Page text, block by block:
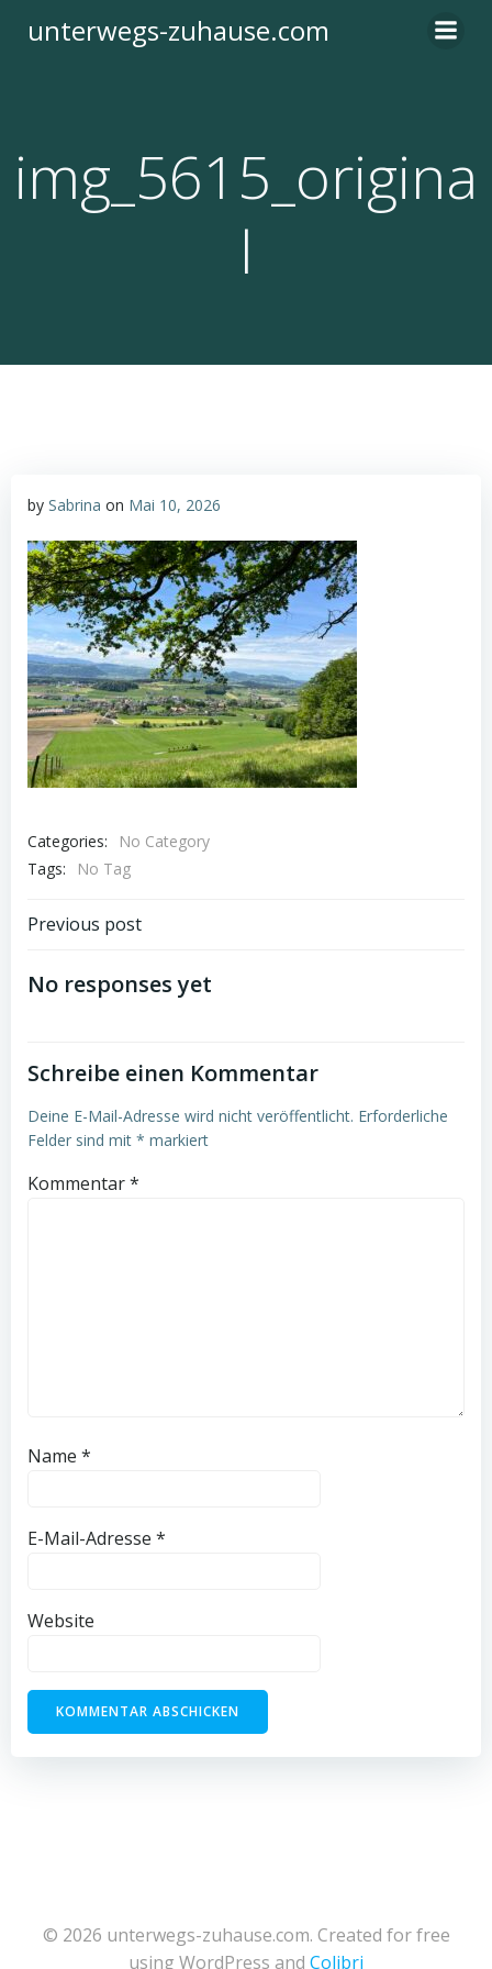
Inhalt
unterwegs-zuhause.com
img_5615_origina
l
by Sabrina on Mai 10, 2026
Categories:
No Category
Tags:
No Tag
Post
navigation
Previous post
No responses yet
Schreibe einen Kommentar
Deine E-Mail-Adresse wird nicht veröffentlicht. Erforderliche
Felder sind mit * markiert
Kommentar*
Name *
E-Mail-Adresse *
Website
© 2026 unterwegs-zuhause.com. Created for free
using WordPress and Colibri